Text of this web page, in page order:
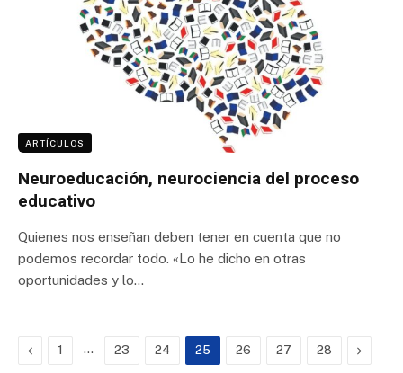
ARTÍCULOS
Neuroeducación, neurociencia del proceso
educativo
Quienes nos enseñan deben tener en cuenta que no
podemos recordar todo. «Lo he dicho en otras
oportunidades y lo…
Previous
1 … 23 24 25 26 27 28 Next